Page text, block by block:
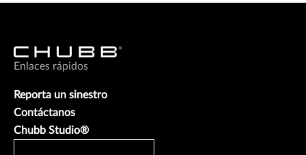
Enlaces rápidos
Reporta un sinestro
Contáctanos
Chubb Studio®